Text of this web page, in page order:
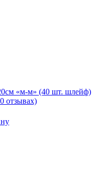
«м-м» (40 шт. шлейф)
отзывах)